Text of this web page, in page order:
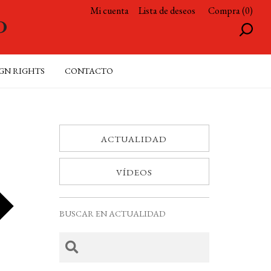
Mi cuenta Lista de deseos Compra (0)
RIGHTS CONTACTO
ACTUALIDAD
VÍDEOS
BUSCAR EN ACTUALIDAD